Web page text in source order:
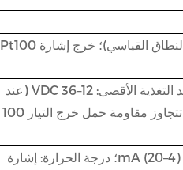
خرج جهاز الإرسال: الفئة 1 (النطاق القياسي)؛ خرج إشارة Pt100
24 VDC (قياسي)؛ نطاق جهد التغذية الأقصى: 12–36 VDC (عند
التشغيل تحت 12 V، يجب ألا تتجاوز مقاومة حمل خرج التيار 100
المستوى: إشارة تيار مستمر (4–20) mA؛ درجة الحرارة: إشارة